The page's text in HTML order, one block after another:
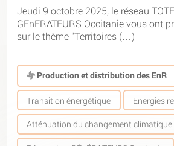
Jeudi 9 octobre 2025, le réseau
GEnERATEURS Occitanie vous ont
sur le thème "Territoires (…)
Production et distribution des EnR
Transition énergétique Energies
Atténuation du changement climatique